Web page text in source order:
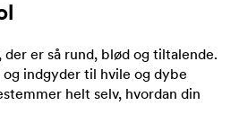
er så rund, blød og tiltalende.
indgyder til hvile og dybe
helt selv, hvordan din